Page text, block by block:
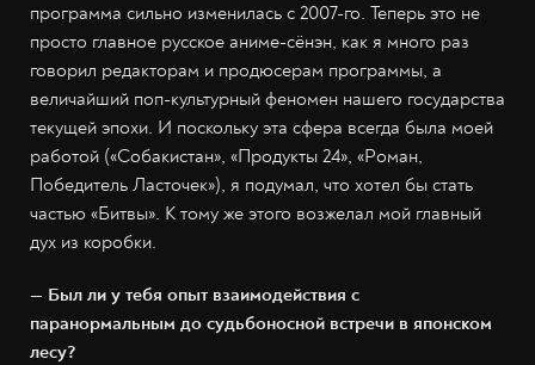
программа сильно изменилась с 2007-го. Теперь это не
просто главное русское аниме-сёнэн, как я много раз
говорил редакторам и продюсерам программы, а
величайший поп-культурный феномен нашего государства
текущей эпохи. И поскольку эта сфера всегда была моей
работой («Собакистан», «Продукты 24», «Роман,
Победитель Ласточек»), я подумал, что хотел бы стать
частью «Битвы». К тому же этого возжелал мой главный
дух из коробки.
— Был ли у тебя опыт взаимодействия с
паранормальным до судьбоносной встречи в японском
лесу?